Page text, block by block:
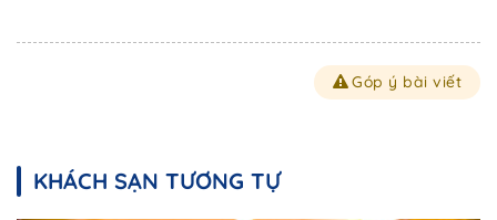
Góp ý bài viết
KHÁCH SẠN TƯƠNG TỰ